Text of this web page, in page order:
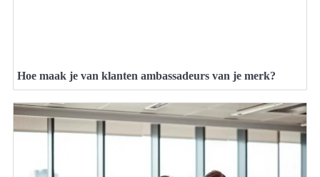
Hoe maak je van klanten ambassadeurs van je merk?